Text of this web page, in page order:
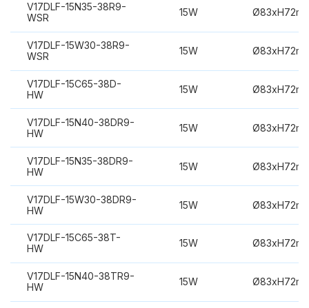
V17DLF-15N35-38R9-
WSR
15W
V17DLF-15W30-38R9-
WSR
15W
V17DLF-15C65-38D-
HW
15W
V17DLF-15N40-38DR9-
HW
15W
V17DLF-15N35-38DR9-
HW
15W
V17DLF-15W30-38DR9-
HW
15W
V17DLF-15C65-38T-
HW
15W
V17DLF-15N40-38TR9-
HW
15W